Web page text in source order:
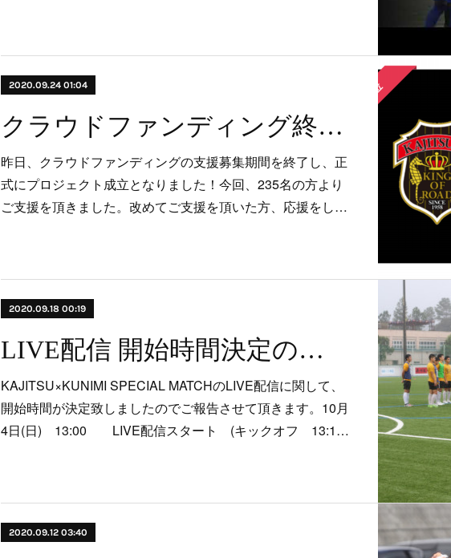
2020.09.24 01:04
クラウドファンディング終了のご報告
昨日、クラウドファンディングの支援募集期間を終了し、正
式にプロジェクト成立となりました！今回、235名の方より
ご支援を頂きました。改めてご支援を頂いた方、応援をし…
2020.09.18 00:19
LIVE配信 開始時間決定のお知らせ！
KAJITSU×KUNIMI SPECIAL MATCHのLIVE配信に関して、
開始時間が決定致しましたのでご報告させて頂きます。10月
4日(日) 13:00 LIVE配信スタート (キックオフ 13:1…
2020.09.12 03:40